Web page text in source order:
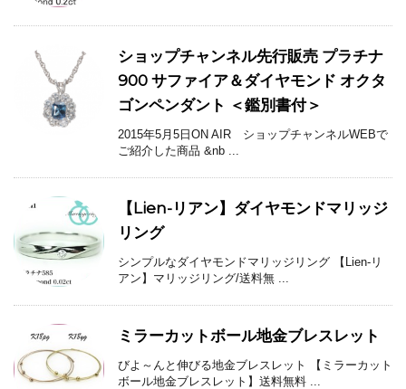
ショップチャンネル先行販売 プラチナ
900 サファイア＆ダイヤモンド オクタ
ゴンペンダント ＜鑑別書付＞
2015年5月5日ON AIR ショップチャンネルWEBで
ご紹介した商品 &nb ...
【Lien-リアン】ダイヤモンドマリッジ
リング
シンプルなダイヤモンドマリッジリング 【Lien-リ
アン】マリッジリング/送料無 ...
ミラーカットボール地金ブレスレット
びよ～んと伸びる地金ブレスレット 【ミラーカット
ボール地金ブレスレット】送料無料 ...